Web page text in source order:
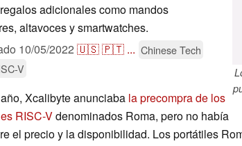
adicionales como mandos
altavoces y smartwatches.
10/05/2022 🇺🇸🇵🇹 ... Chinese Tech
V
Xcalibyte anunciaba la precompra de los
RISC-Vdenominados Roma, pero no había
el precio y la disponibilidad. Los portátiles